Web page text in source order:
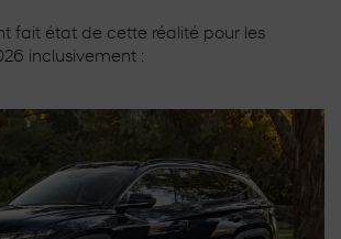
fait état de cette réalité pour les
inclusivement :